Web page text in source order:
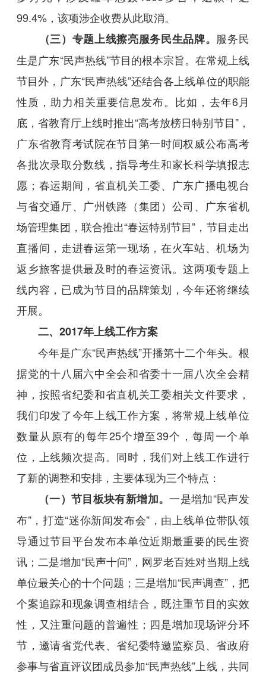
99.4%，该项涉企收费从此取消。
（三）专题上线擦亮服务民生品牌。 服务民
生是广东“民声热线”节目的根本宗旨。在常规上线
节目外，广东“民声热线”还结合各上线单位的职能
性质，助力相关重要信息发布。比如，去年6月
底，省教育厅上线时推出“高考放榜日特别节目”，
广东省教育考试院在节目第一时间权威公布高考
各批次录取分数线，指导考生和家长科学填报志
愿；春运期间，省直机关工委、广东广播电视台
与省交通厅、广州铁路（集团）公司、广东省机
场管理集团，联合推出“春运特别节目”，节目走出
直播间，走进春运第一现场，在火车站、机场为
返乡旅客提供最及时的春运资讯。这两项专题上
线内容，已成为节目的品牌策划，今年还将继续
开展。
二、2017年上线工作方案
今年是广东“民声热线”开播第十二个年头。根
据党的十八届六中全会和省委十一届八次全会精
神，按照省纪委和省直机关工委相关文件要求，
我们印发了今年上线工作方案，将常规上线单位
数量从原有的每年25个增至39个，每周一个单
位，上线频次提高。同时，我们对上线工作进行
了新的调整和安排，主要体现为三个特点：
（一）节目板块有新增加。一是增加“民声发
布”，打造“迷你新闻发布会”，由上线单位带队领
导通过节目平台发布本单位近期最重要的民生资
讯；二是增加“民声十问”，网罗老百姓对当期上线
单位最关心的十个问题；三是增加“民声调查”，把
个案追踪和现象调查相结合，既注重节目的实效
性，又注重问题的普遍性；四是增加现场评分环
节，邀请省党代表、省纪委特邀监察员、省政府
参事与省直评议团成员参加“民声热线”上线，共同